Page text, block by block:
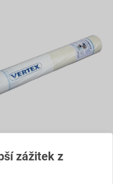
výztužná Vertex
zážitek z